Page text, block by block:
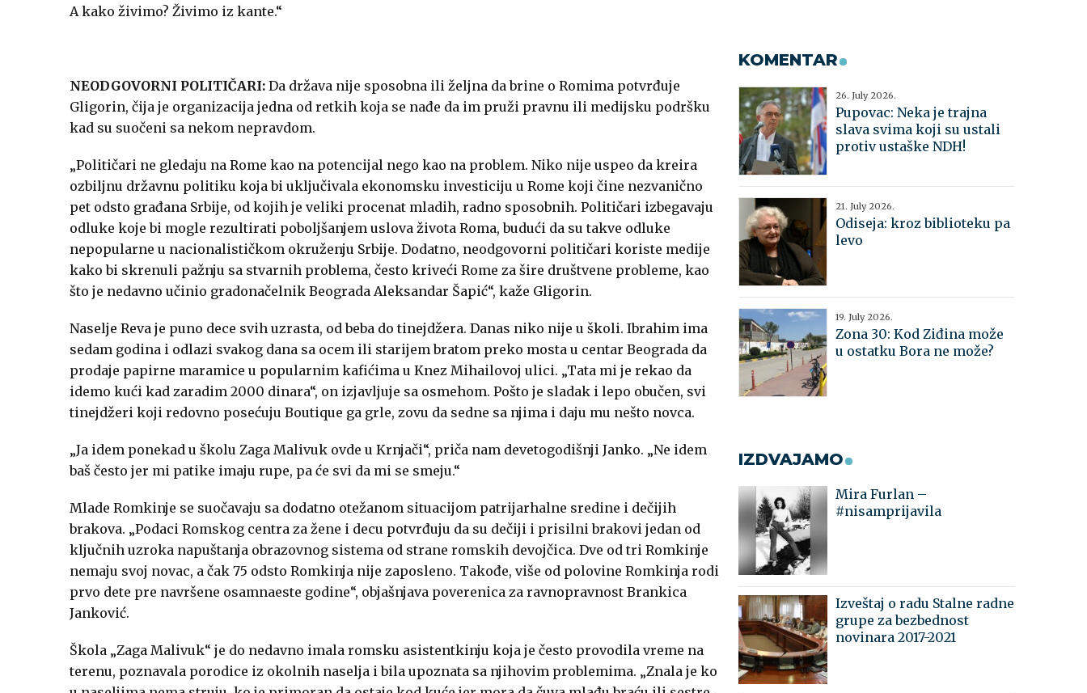
A kako živimo? Živimo iz kante.“
NEODGOVORNI POLITIČARI: Da država nije sposobna ili željna da brine o Romima potvrđuje
Gligorin, čija je organizacija jedna od retkih koja se nađe da im pruži pravnu ili medijsku podršku
kad su suočeni sa nekom nepravdom.
„Političari ne gledaju na Rome kao na potencijal nego kao na problem. Niko nije uspeo da kreira
ozbiljnu državnu politiku koja bi uključivala ekonomsku investiciju u Rome koji čine nezvanično
pet odsto građana Srbije, od kojih je veliki procenat mladih, radno sposobnih. Političari izbegavaju
odluke koje bi mogle rezultirati poboljšanjem uslova života Roma, budući da su takve odluke
nepopularne u nacionalističkom okruženju Srbije. Dodatno, neodgovorni političari koriste medije
kako bi skrenuli pažnju sa stvarnih problema, često kriveći Rome za šire društvene probleme, kao
što je nedavno učinio gradonačelnik Beograda Aleksandar Šapić“, kaže Gligorin.
Naselje Reva je puno dece svih uzrasta, od beba do tinejdžera. Danas niko nije u školi. Ibrahim ima
sedam godina i odlazi svakog dana sa ocem ili starijem bratom preko mosta u centar Beograda da
prodaje papirne maramice u popularnim kafićima u Knez Mihailovoj ulici. „Tata mi je rekao da
idemo kući kad zaradim 2000 dinara“, on izjavljuje sa osmehom. Pošto je sladak i lepo obučen, svi
tinejdžeri koji redovno posećuju Boutique ga grle, zovu da sedne sa njima i daju mu nešto novca.
„Ja idem ponekad u školu Zaga Malivuk ovde u Krnjači“, priča nam devetogodišnji Janko. „Ne idem
baš često jer mi patike imaju rupe, pa će svi da mi se smeju.“
Mlade Romkinje se suočavaju sa dodatno otežanom situacijom patrijarhalne sredine i dečijih
brakova. „Podaci Romskog centra za žene i decu potvrđuju da su dečiji i prisilni brakovi jedan od
ključnih uzroka napuštanja obrazovnog sistema od strane romskih devojčica. Dve od tri Romkinje
nemaju svoj novac, a čak 75 odsto Romkinja nije zaposleno. Takođe, više od polovine Romkinja rodi
prvo dete pre navršene osamnaeste godine“, objašnjava poverenica za ravnopravnost Brankica
Janković.
Škola „Zaga Malivuk“ je do nedavno imala romsku asistentkinju koja je često provodila vreme na
terenu, poznavala porodice iz okolnih naselja i bila upoznata sa njihovim problemima. „Znala je ko
KOMENTAR
26. July 2026.
Pupovac: Neka je trajna
slava svima koji su ustali
protiv ustaške NDH!
21. July 2026.
Odiseja: kroz biblioteku pa
levo
19. July 2026.
Zona 30: Kod Ziđina može
u ostatku Bora ne može?
IZDVAJAMO
Mira Furlan –
#nisamprijavila
Izveštaj o radu Stalne radne
grupe za bezbednost
novinara 2017-2021